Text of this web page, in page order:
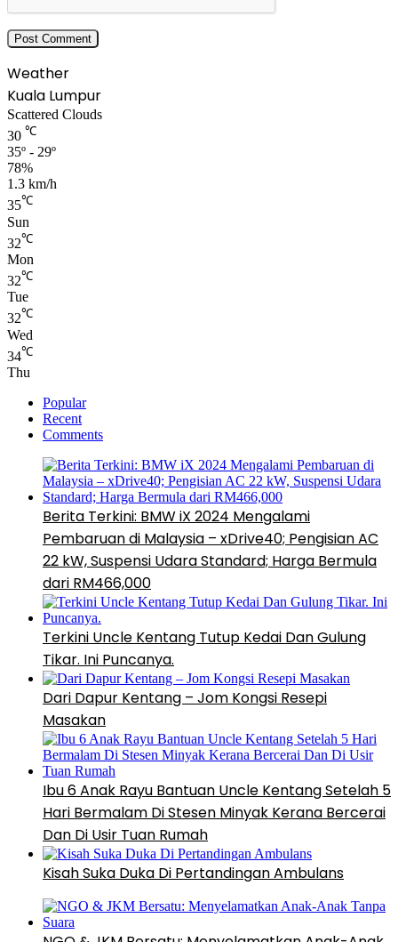
Weather
Kuala Lumpur
Scattered Clouds
30 ℃
35º - 29º
78%
1.3 km/h
35℃
Sun
32℃
Mon
32℃
Tue
32℃
Wed
34℃
Thu
Popular
Recent
Comments
Berita Terkini: BMW iX 2024 Mengalami
Pembaruan di Malaysia – xDrive40; Pengisian AC
22 kW, Suspensi Udara Standard; Harga Bermula
dari RM466,000
Terkini Uncle Kentang Tutup Kedai Dan Gulung
Tikar. Ini Puncanya.
Dari Dapur Kentang – Jom Kongsi Resepi
Masakan
Ibu 6 Anak Rayu Bantuan Uncle Kentang Setelah 5
Hari Bermalam Di Stesen Minyak Kerana Bercerai
Dan Di Usir Tuan Rumah
Kisah Suka Duka Di Pertandingan Ambulans